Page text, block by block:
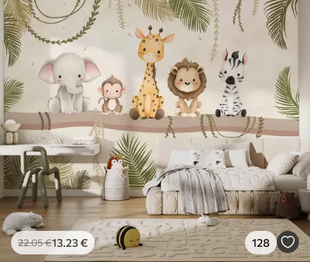
Standard
27.00 €/m²
Premium
56.6734.00€/m²
Vinil Premium
65.0039.00€/m²
Peel and Stick
81.6749.00€/m²
22.05€13 .23€ 128